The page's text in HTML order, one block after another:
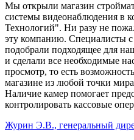
Мы открыли магазин
системы видеонаблюдения в
Технологий". Ни разу не
эту компанию. Специалисты
подобрали подходящее для
и сделали все необходимые
просмотр, то есть
магазине из любой точки
Наличие камер помогает
контролировать кассовые
Журин Э.В., генеральный